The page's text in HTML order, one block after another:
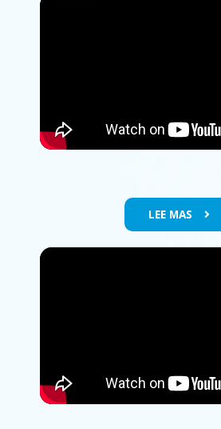
LEE MAS